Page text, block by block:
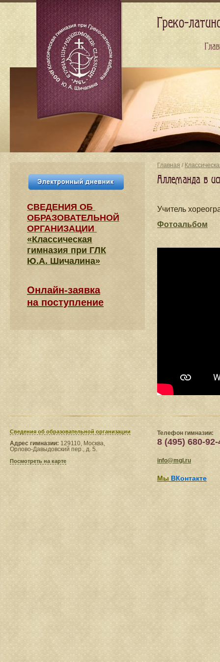
Главная /
Аллеманда в
Учитель
Фотоальбом
СВЕДЕНИЯ​ ОБ
ОБРАЗОВАТЕЛЬНОЙ
ОРГАНИЗАЦИИ
«Классическая
гимназия при ГЛК
Ю.А. Шичалина»
Онлайн-заявка
на поступление
Сведения​ об образовательной организации
Адрес гимназии: 129110, Москва,
Орлово-Давыдовский пер., д. 5.
Посмотреть на карте
Телефон гимназии:
8 (495) 680-92-
info@mgl.ru
Мы ВКонтакте
Греко-